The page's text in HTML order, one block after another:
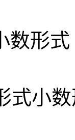
数形式
式小